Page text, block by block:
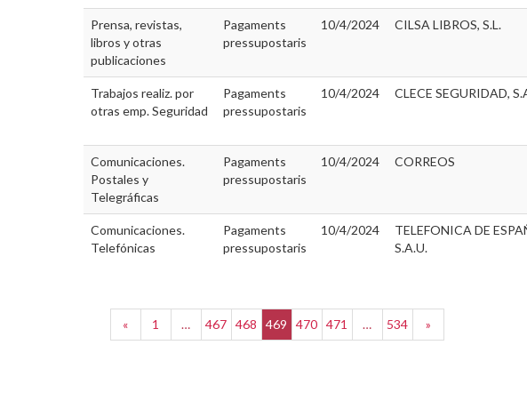
Prensa, revistas,
libros y otras
publicaciones
Pagaments
pressupostaris
10/4/2024 CILSA LIBROS, S.L.
Trabajos realiz. por
otras emp. Seguridad
Pagaments
pressupostaris
10/4/2024 CLECE SEGURIDAD,
Comunicaciones.
Postales y
Telegráficas
Pagaments
pressupostaris
10/4/2024 CORREOS
Comunicaciones.
Telefónicas
Pagaments
pressupostaris
10/4/2024
TELEFONICA DE
S.A.U.
« 1 … 467 468 469 470 471 … 534 »